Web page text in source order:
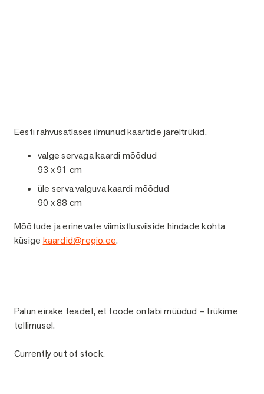
Eesti rahvusatlases ilmunud kaartide järeltrükid.
valge servaga kaardi mõõdud
93 x 91 cm
üle serva valguva kaardi mõõdud
90 x 88 cm
Mõõtude ja erinevate viimistlusviiside hindade kohta
küsige kaardid@regio.ee.
Palun eirake teadet, et toode on läbi müüdud – trükime
tellimusel.
Currently out of stock.